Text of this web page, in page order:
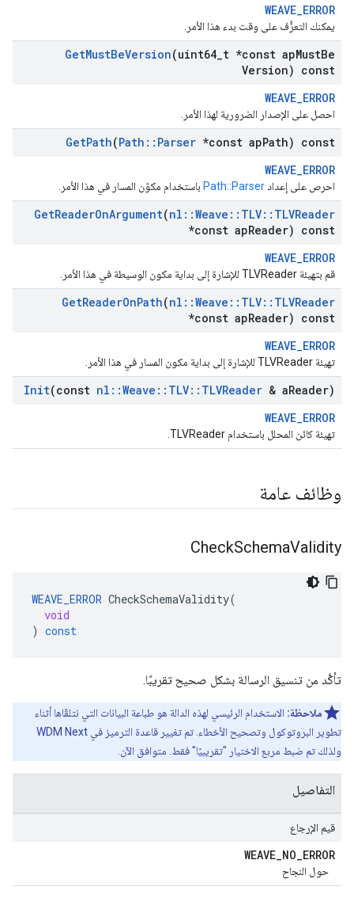
WEAVE_ERROR
يمكنك التعرُّف على وقت بدء هذا الأمر.
GetMustBeVersion(uint64 t *const apMustBe
Version) const
WEAVE_ERROR
احصل على الإصدار الضرورية لهذا الأمر.
GetPath(Path :: Parser *const apPath) const
WEAVE_ERROR
احرص على إعداد Path::Parser باستخدام مكوّن المسار في هذا الأمر.
GetReaderOnArgument(nl ::Weave :: TLV:: TLVReader
*const apReader) const
WEAVE_ERROR
قم بتهيئة TLVReader للإشارة إلى بداية مكون الوسيطة في هذا الأمر.
GetReaderOnPath(nl ::Weave :: TLV:: TLVReader
*const apReader) const
WEAVE_ERROR
تهيئة TLVReader للإشارة إلى بداية مكون المسار في هذا الأمر.
Init(const nl ::Weave :: TLV:: TLVReader & aReader)
WEAVE_ERROR
تهيئة كائن المحلل باستخدام TLVReader.
وظائف عامة
CheckSchemaValidity
WEAVE_ERROR CheckSchemaValidity(
void
) const
تأكَّد من تنسيق الرسالة بشكل صحيح تقريبًا.
ملاحظة: الاستخدام الرئيسي لهذه الدالة هو طباعة البيانات التي نتلقّاها أثناء
تطوير البروتوكول وتصحيح الأخطاء. تم تغيير قاعدة الترميز في WDM Next
ولذلك تم ضبط مربع الاختيار "تقريبيًا" فقط. متوافق الآن.
التفاصيل
قيم الإرجاع
WEAVE_NO_ERROR
حول النجاح